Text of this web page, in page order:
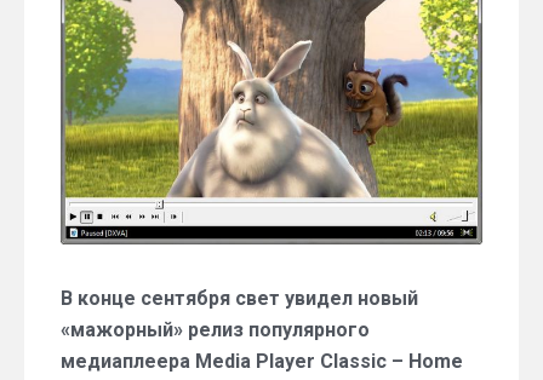
Cinema
1.7.0
В конце сентября свет увидел новый
«мажорный» релиз популярного
медиаплеера Media Player Classic – Home